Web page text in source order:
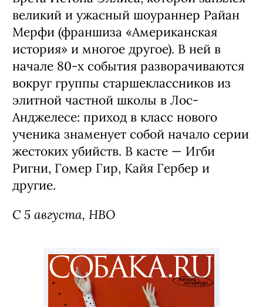
великий и ужасный шоураннер Райан
Мерфи (франшиза «Американская
история» и многое другое). В ней в
начале 80-х события разворачиваются
вокруг группы старшеклассников из
элитной частной школы в Лос-
Анджелесе: приход в класс нового
ученика знаменует собой начало серии
жестоких убийств. В касте — Игби
Ригни, Гомер Гир, Кайя Гербер и
другие.
С 5 августа, HBO